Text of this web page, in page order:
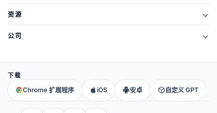
什么是新的
PDF摘要器
视频摘要器
与 Mapify 对比
与 GitMind 对比
与 MindManager
所有比较 →
思维导图
头脑风暴
大脑图谱
教育
资源
博客
思维导图
常问问题
帮助与支持
公司
社区
合作伙伴
下载
Chrome 扩展程序 iOS 安卓 自定义 GPT